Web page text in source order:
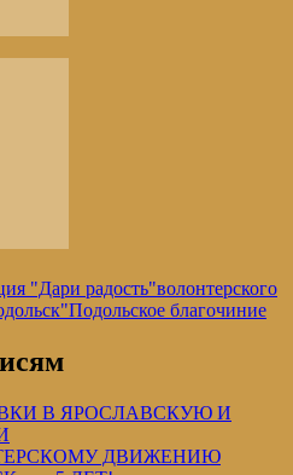
"Дари радость"волонтерского
Подольское благочиние
В ЯРОСЛАВСКУЮ И
ДВИЖЕНИЮ